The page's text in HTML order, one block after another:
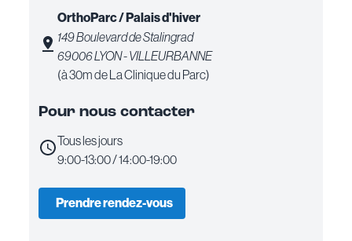
OrthoParc / Palais d'hiver
149 Boulevard de Stalingrad
69006 LYON - VILLEURBANNE
(à 30m de La Clinique du Parc)
Pour nous contacter
Tous les jours
9:00-13:00 / 14:00-19:00
Prendre rendez-vous